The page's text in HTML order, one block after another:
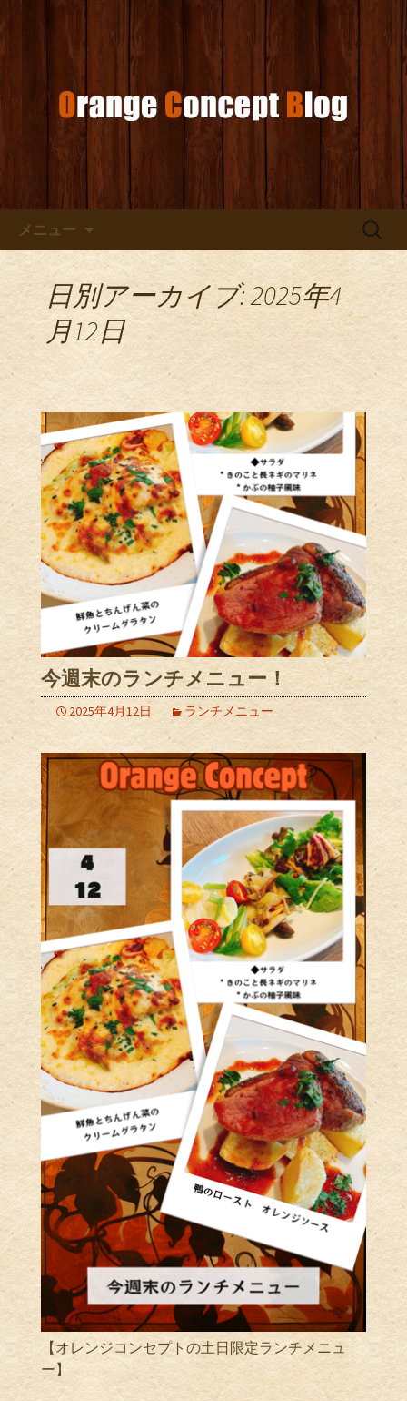
オレンジコンセプトブログ
お店からのお知らせ
メニュー
検
日別アーカイブ: 2025年4
月12日
今週末のランチメニュー！
2025年4月12日 ランチメニュー
【オレンジコンセプトの土日限定ランチメニュ
ー】